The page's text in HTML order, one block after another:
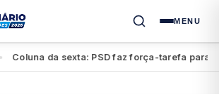
MENU
da sexta: PSD faz força-tarefa para